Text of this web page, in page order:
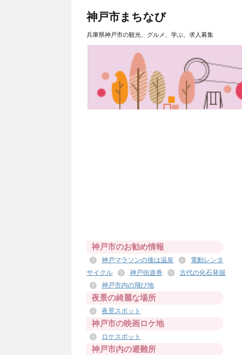
神戸市まちなび
兵庫県神戸市の観光、グルメ、学ぶ、求人募集
神戸市のお勧め情報
神戸マラソンの後は温泉
電動レンタ
サイクル
神戸街遊券
古代の化石発掘
神戸市内の飛び地
夜景の綺麗な場所
夜景スポット
神戸市の映画ロケ地
ロケスポット
神戸市内の避難所